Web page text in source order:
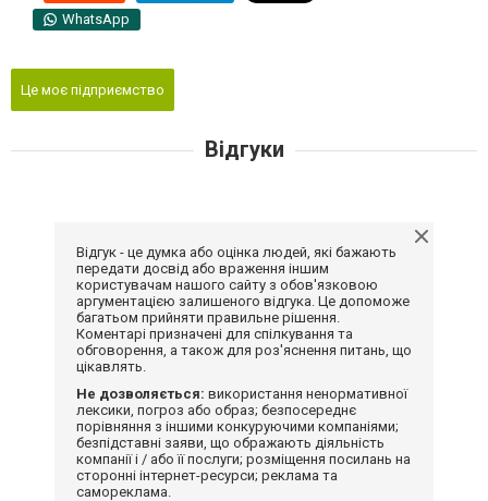
WhatsApp
Це моє підприємство
Відгуки
Відгук - це думка або оцінка людей, які бажають
передати досвід або враження іншим
користувачам нашого сайту з обов'язковою
аргументацією залишеного відгука. Це допоможе
багатьом прийняти правильне рішення.
Коментарі призначені для спілкування та
обговорення, а також для роз'яснення питань, що
цікавлять.
Не дозволяється: використання ненормативної
лексики, погроз або образ; безпосереднє
порівняння з іншими конкуруючими компаніями;
безпідставні заяви, що ображають діяльність
компанії і / або її послуги; розміщення посилань на
сторонні інтернет-ресурси; реклама та
самореклама.